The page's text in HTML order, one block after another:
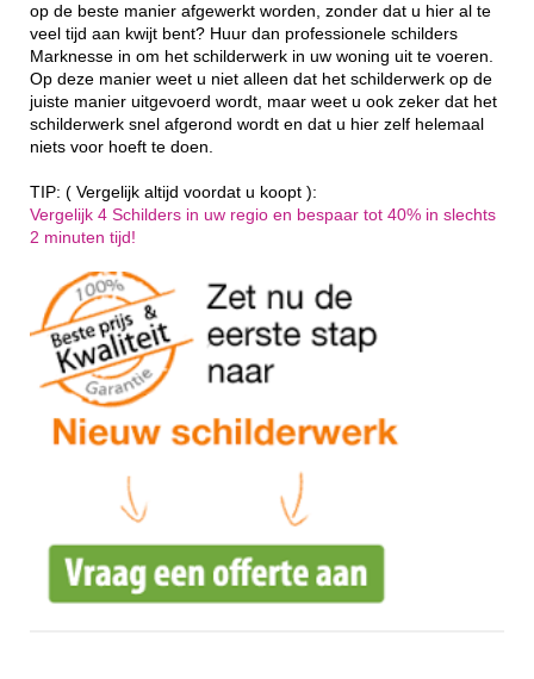
op de beste manier afgewerkt worden, zonder dat u hier al te
veel tijd aan kwijt bent? Huur dan professionele schilders
Marknesse in om het schilderwerk in uw woning uit te voeren.
Op deze manier weet u niet alleen dat het schilderwerk op de
juiste manier uitgevoerd wordt, maar weet u ook zeker dat het
schilderwerk snel afgerond wordt en dat u hier zelf helemaal
niets voor hoeft te doen.
TIP: ( Vergelijk altijd voordat u koopt ):
Vergelijk 4 Schilders in uw regio en bespaar tot 40% in slechts
2 minuten tijd!